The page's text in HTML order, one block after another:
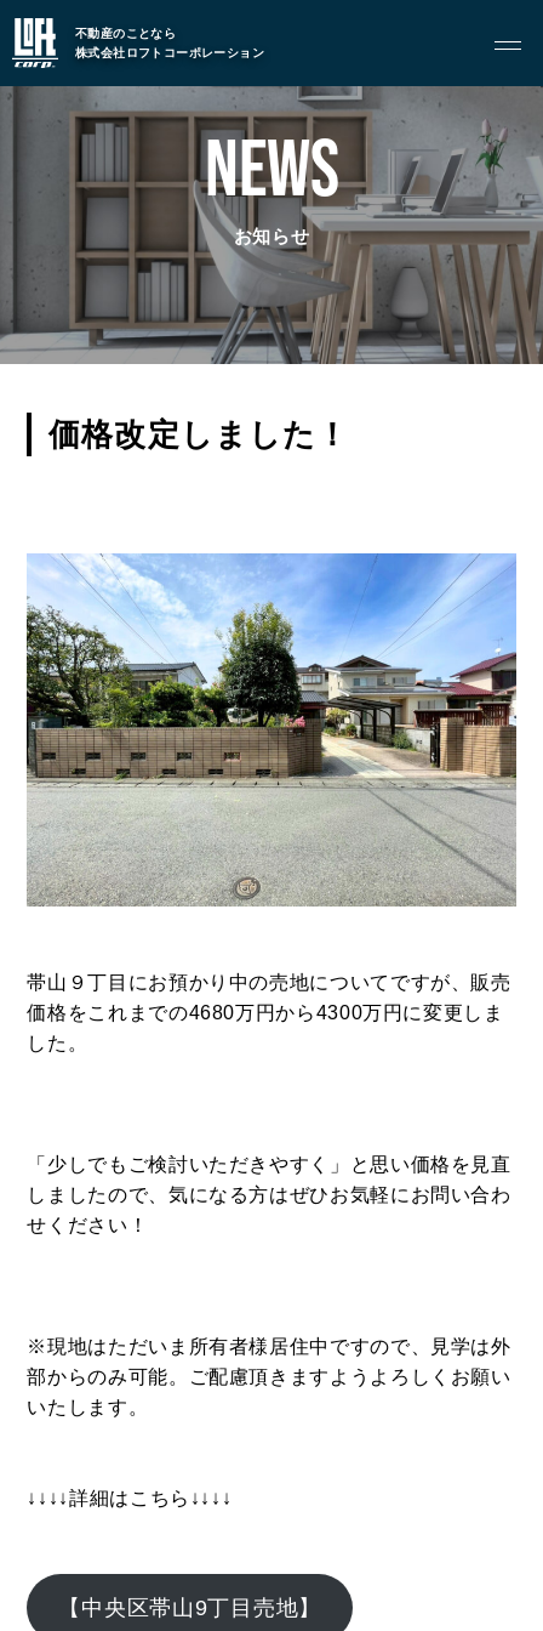
不動産のことなら
株式会社ロフトコーポレーション
TOP トップページ
GARAGE APART ガレージアパート
G BASE
ABOUT 私たちについて
- スタッフ紹介
- ル・カフェニシハラ
- 四季即贅喰
BUY 売買物件
NEWS
お知らせ
価格改定しました！
帯山９丁目にお預かり中の売地についてですが、販売
価格をこれまでの4680万円から4300万円に変更しま
した。
「少しでもご検討いただきやすく」と思い価格を見直
しましたので、気になる方はぜひお気軽にお問い合わ
せください！
※現地はただいま所有者様居住中ですので、見学は外
部からのみ可能。ご配慮頂きますようよろしくお願い
いたします。
↓↓↓↓詳細はこちら↓↓↓↓
【中央区帯山9丁目売地】